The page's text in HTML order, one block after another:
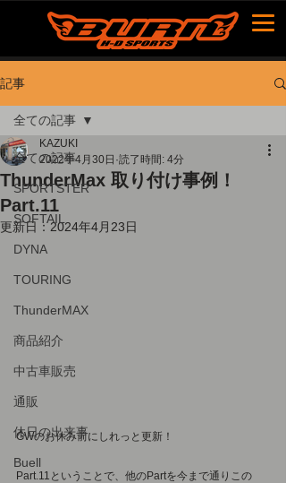
記事
全ての記事
SPORTSTER
SOFTAIL
DYNA
TOURING
ThunderMAX
商品紹介
中古車販売
通販
休日の出来事
Buell
全ての記事
ThunderMax 取り付け事例！
Part.11
KAZUKI
2022年4月30日 読了時間: 4分
更新日：2024年4月23日
GWのお休み前にしれっと更新！
Part.11ということで、他のPartを今まで通りこの